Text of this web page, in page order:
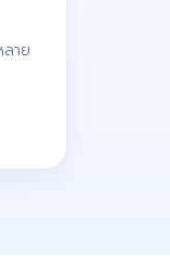
าย